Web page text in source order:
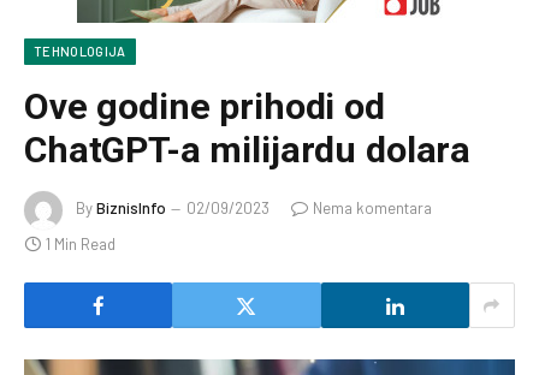
TEHNOLOGIJA
Ove godine prihodi od
ChatGPT-a milijardu dolara
ByBiznisInfo 02/09/2023
Nema komentara
1 Min Read